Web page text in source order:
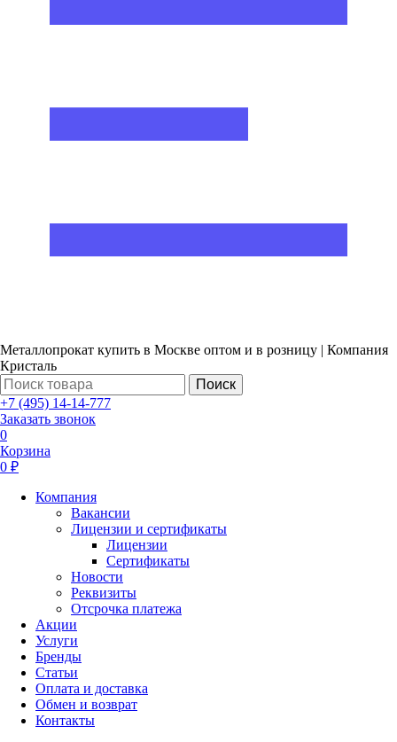
Металлопрокат купить в Москве оптом и в розницу | Компания
Кристаль
Поиск
+7 (495) 14-14-777
Заказать звонок
0
Корзина
0 ₽
Компания
Вакансии
Лицензии и сертификаты
Лицензии
Сертификаты
Новости
Реквизиты
Отсрочка платежа
Акции
Услуги
Бренды
Статьи
Оплата и доставка
Обмен и возврат
Контакты